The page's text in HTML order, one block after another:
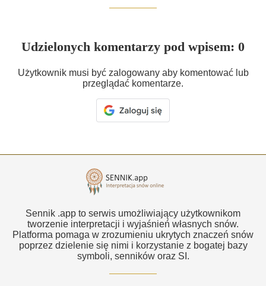
Udzielonych komentarzy pod wpisem: 0
Użytkownik musi być zalogowany aby komentować lub
przeglądać komentarze.
Sennik .app to serwis umożliwiający użytkownikom
tworzenie interpretacji i wyjaśnień własnych snów.
Platforma pomaga w zrozumieniu ukrytych znaczeń snów
poprzez dzielenie się nimi i korzystanie z bogatej bazy
symboli, senników oraz SI.